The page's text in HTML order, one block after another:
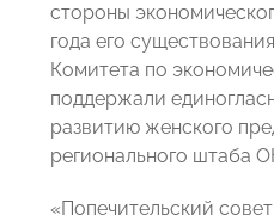
стороны
года его
Комитета по
поддержали
развитию женского
регионального штаба
«Попечительский